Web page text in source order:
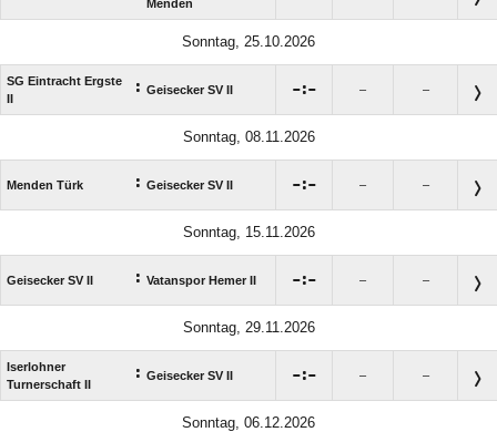
Menden
Sonntag, 25.10.2026
SG Eintracht Ergste
II
: Geisecker SV II : – –
Sonntag, 08.11.2026
Menden Türk : Geisecker SV II : – –
Sonntag, 15.11.2026
Geisecker SV II : Vatanspor Hemer II : – –
Sonntag, 29.11.2026
Iserlohner
Turnerschaft II
: Geisecker SV II : – –
Sonntag, 06.12.2026